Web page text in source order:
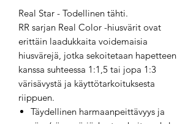
Real Star - Todellinen tähti.
RR sarjan Real Color -hiusvärit ovat
erittäin laadukkaita voidemaisia
hiusvärejä, jotka sekoitetaan hapetteen
kanssa suhteessa 1:1,5 tai jopa 1:3
värisävystä ja käyttötarkoituksesta
riippuen.
Täydellinen harmaanpeittävyys ja